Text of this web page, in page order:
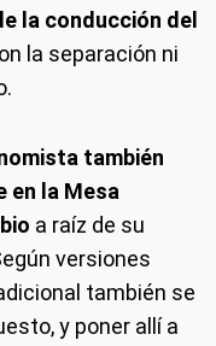
la conducción del
la separación ni
también
en la Mesa
a raíz de su
versiones
también se
y poner allí a